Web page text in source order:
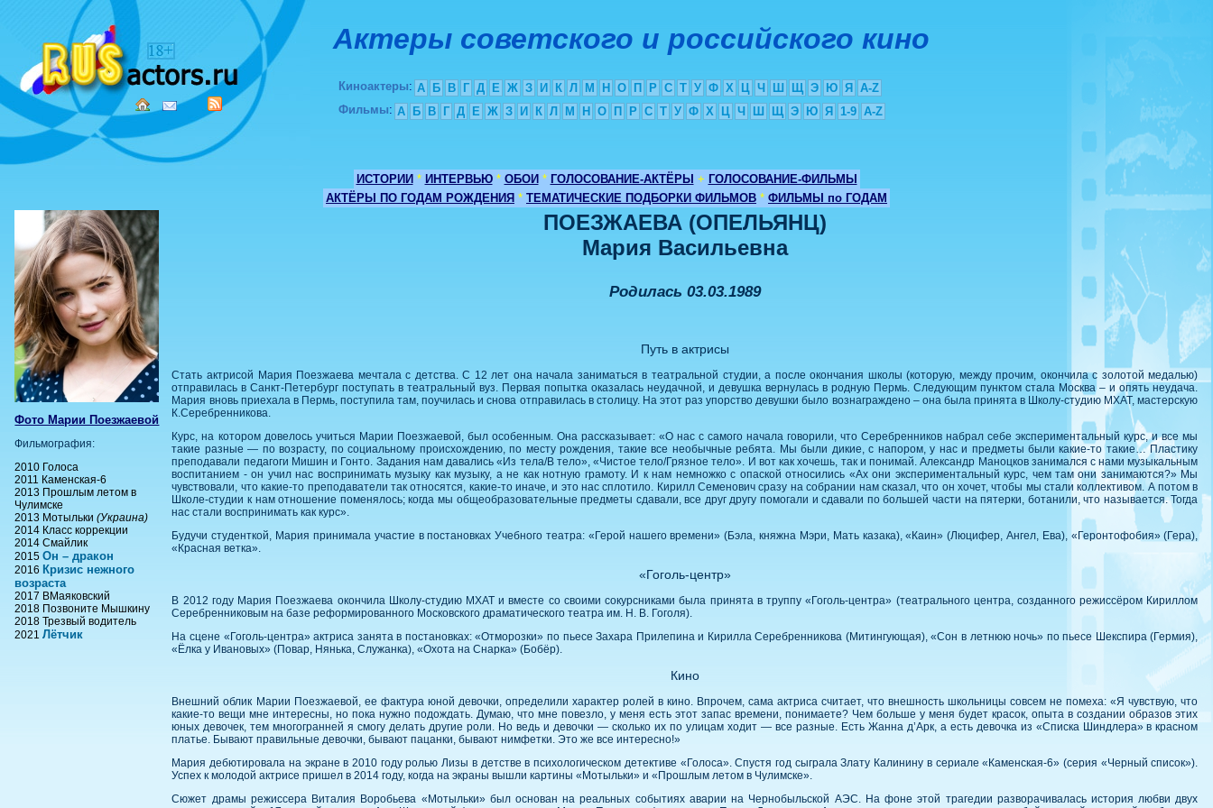
Актеры советского и российского кино
Киноактеры: А Б В Г Д Е Ж З И К Л М Н О П Р С Т У Ф Х Ц Ч Ш Щ Э Ю Я
A-Z
Фильмы: А Б В Г Д Е Ж З И К Л М Н О П Р С Т У Ф Х Ц Ч Ш Щ Э Ю Я 1-9 A-Z
ИСТОРИИ * ИНТЕРВЬЮ * ОБОИ * ГОЛОСОВАНИЕ-АКТЁРЫ + ГОЛОСОВАНИЕ-ФИЛЬМЫ
АКТЁРЫ ПО ГОДАМ РОЖДЕНИЯ * ТЕМАТИЧЕСКИЕ ПОДБОРКИ ФИЛЬМОВ * ФИЛЬМЫ по ГОДАМ
Фото Марии Поезжаевой
Фильмография:
2010 Голоса
2011 Каменская-6
2013 Прошлым летом в
Чулимске
2013 Мотыльки (Украина)
2014 Класс коррекции
2014 Смайлик
2015Он – дракон
2016 Кризис нежного
возраста
2017 ВМаяковский
2018 Позвоните Мышкину
2018 Трезвый водитель
2021Лётчик
ПОЕЗЖАЕВА (ОПЕЛЬЯНЦ)
Мария Васильевна
Родилась 03.03.1989
Путь в актрисы
Стать актрисой Мария Поезжаева мечтала с детства. С 12 лет она начала заниматься в театральной студии, а после окончания школы (которую, между прочим, окончила с золотой медалью)
отправилась в Санкт-Петербург поступать в театральный вуз. Первая попытка оказалась неудачной, и девушка вернулась в родную Пермь. Следующим пунктом стала Москва – и опять неудача.
Мария вновь приехала в Пермь, поступила там, поучилась и снова отправилась в столицу. На этот раз упорство девушки было вознаграждено – она была принята в Школу-студию МХАТ, мастерскую
К.Серебренникова.
Курс, на котором довелось учиться Марии Поезжаевой, был особенным. Она рассказывает: «О нас с самого начала говорили, что Серебренников набрал себе экспериментальный курс, и все мы
такие разные — по возрасту, по социальному происхождению, по месту рождения, такие все необычные ребята. Мы были дикие, с напором, у нас и предметы были какие-то такие… Пластику
преподавали педагоги Мишин и Гонто. Задания нам давались «Из тела/В тело», «Чистое тело/Грязное тело». И вот как хочешь, так и понимай. Александр Маноцков занимался с нами музыкальным
воспитанием - он учил нас воспринимать музыку как музыку, а не как нотную грамоту. И к нам немножко с опаской относились «Ах они экспериментальный курс, чем там они занимаются?» Мы
чувствовали, что какие-то преподаватели так относятся, какие-то иначе, и это нас сплотило. Кирилл Семенович сразу на собрании нам сказал, что он хочет, чтобы мы стали коллективом. А потом в
Школе-студии к нам отношение поменялось; когда мы общеобразовательные предметы сдавали, все друг другу помогали и сдавали по большей части на пятерки, ботанили, что называется. Тогда
нас стали воспринимать как курс».
Будучи студенткой, Мария принимала участие в постановках Учебного театра: «Герой нашего времени» (Бэла, княжна Мэри, Мать казака), «Каин» (Люцифер, Ангел, Ева), «Геронтофобия» (Гера),
«Красная ветка».
«Гоголь-центр»
В 2012 году Мария Поезжаева окончила Школу-студию МХАТ и вместе со своими сокурсниками была принята в труппу «Гоголь-центра» (театрального центра, созданного режиссёром Кириллом
Серебренниковым на базе реформированного Московского драматического театра им. Н. В. Гоголя).
На сцене «Гоголь-центра» актриса занята в постановках: «Отморозки» по пьесе Захара Прилепина и Кирилла Серебренникова (Митингующая), «Сон в летнюю ночь» по пьесе Шекспира (Гермия),
«Ёлка у Ивановых» (Повар, Нянька, Служанка), «Охота на Снарка» (Бобёр).
Кино
Внешний облик Марии Поезжаевой, ее фактура юной девочки, определили характер ролей в кино. Впрочем, сама актриса считает, что внешность школьницы совсем не помеха: «Я чувствую, что
какие-то вещи мне интересны, но пока нужно подождать. Думаю, что мне повезло, у меня есть этот запас времени, понимаете? Чем больше у меня будет красок, опыта в создании образов этих
юных девочек, тем многогранней я смогу делать другие роли. Но ведь и девочки — сколько их по улицам ходит — все разные. Есть Жанна д’Арк, а есть девочка из «Списка Шиндлера» в красном
платье. Бывают правильные девочки, бывают пацанки, бывают нимфетки. Это же все интересно!»
Мария дебютировала на экране в 2010 году ролью Лизы в детстве в психологическом детективе «Голоса». Спустя год сыграла Злату Калинину в сериале «Каменская-6» (серия «Черный список»).
Успех к молодой актрисе пришел в 2014 году, когда на экраны вышли картины «Мотыльки» и «Прошлым летом в Чулимске».
Сюжет драмы режиссера Виталия Воробьева «Мотыльки» был основан на реальных событиях аварии на Чернобыльской АЭС. На фоне этой трагедии разворачивалась история любви двух